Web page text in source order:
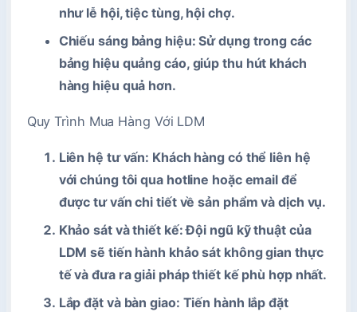
như lễ hội, tiệc tùng, hội chợ.
Chiếu sáng bảng hiệu: Sử dụng trong các
bảng hiệu quảng cáo, giúp thu hút khách
hàng hiệu quả hơn.
Quy Trình Mua Hàng Với LDM
Liên hệ tư vấn: Khách hàng có thể liên hệ
với chúng tôi qua hotline hoặc email để
được tư vấn chi tiết về sản phẩm và dịch vụ.
Khảo sát và thiết kế: Đội ngũ kỹ thuật của
LDM sẽ tiến hành khảo sát không gian thực
tế và đưa ra giải pháp thiết kế phù hợp nhất.
Lắp đặt và bàn giao: Tiến hành lắp đặt